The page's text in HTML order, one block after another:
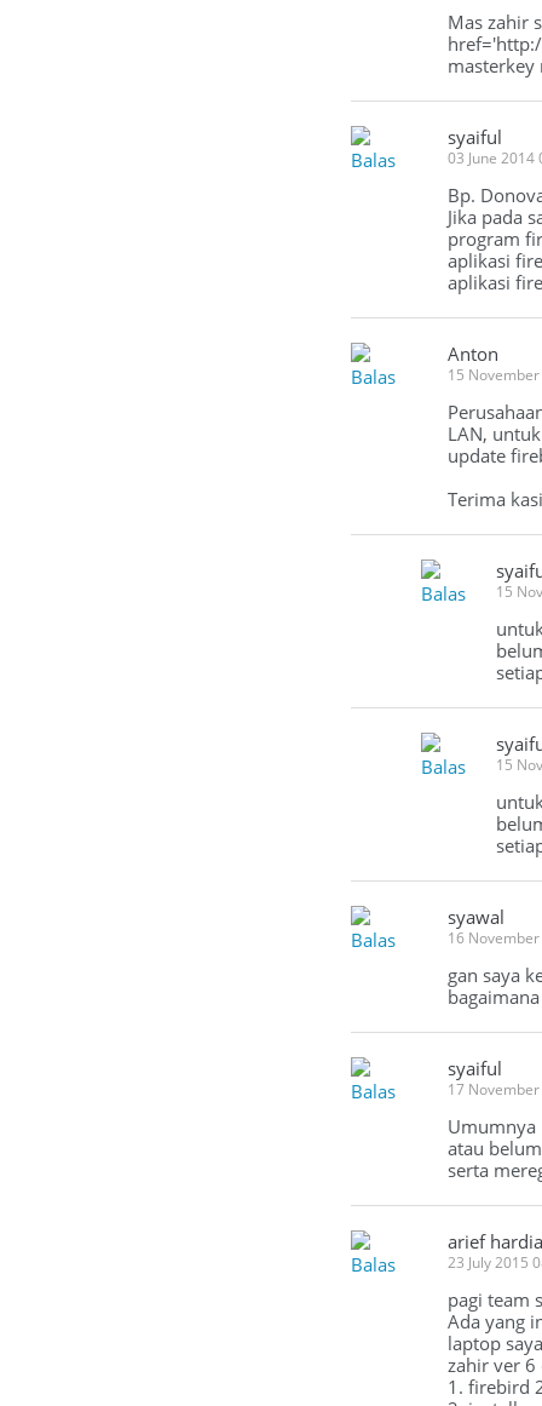
Mas zahir
masterkey
Balas
syaiful
03 June 2014
Bp.
Jika pada
program
aplikasi
aplikasi
Balas
Anton
15
LAN,
update
Terima
Balas 15
Balas 15
Balas
syawal
16
gan saya
Balas
syaiful
17
Umumnya
atau
serta
Balas
arief
23 July 2015
pagi team
Ada yang
laptop
zahir ver 6
1. firebird